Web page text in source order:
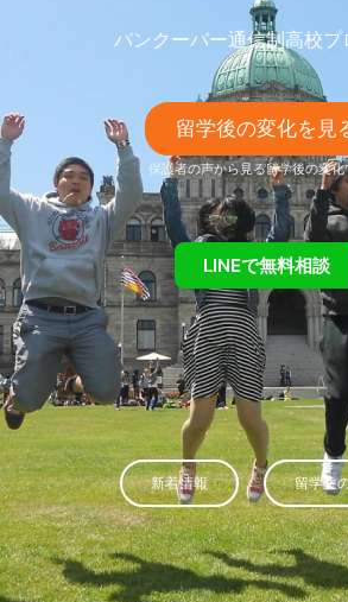
バンクーバー通信制高校プ
留学後の変化を見
保護者の声から見る留学後の変化
LINEで無料相談
新着情報 留学生